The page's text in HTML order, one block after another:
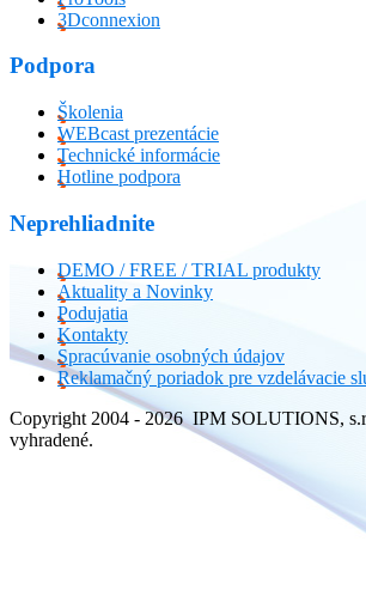
3Dconnexion
Podpora
Školenia
WEBcast prezentácie
Technické informácie
Hotline podpora
Neprehliadnite
DEMO / FREE / TRIAL produkty
Aktuality a Novinky
Podujatia
Kontakty
Spracúvanie osobných údajov
Reklamačný poriadok pre vzdelávacie
Copyright 2004 - 2026 IPM SOLUTIONS,
vyhradené.